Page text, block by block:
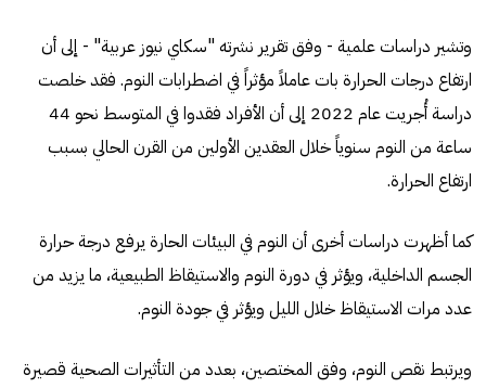
وتشير دراسات علمية - وفق تقرير نشرته "سكاي نيوز عربية" - إلى أن
ارتفاع درجات الحرارة بات عاملاً مؤثراً في اضطرابات النوم. فقد خلصت
دراسة أُجريت عام 2022 إلى أن الأفراد فقدوا في المتوسط نحو 44
ساعة من النوم سنوياً خلال العقدين الأولين من القرن الحالي بسبب
ارتفاع الحرارة.
كما أظهرت دراسات أخرى أن النوم في البيئات الحارة يرفع درجة حرارة
الجسم الداخلية، ويؤثر في دورة النوم والاستيقاظ الطبيعية، ما يزيد من
عدد مرات الاستيقاظ خلال الليل ويؤثر في جودة النوم.
ويرتبط نقص النوم، وفق المختصين، بعدد من التأثيرات الصحية قصيرة